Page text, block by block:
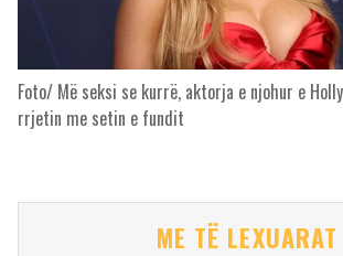
Foto/ Më seksi se kurrë, aktorja e njohur e
rrjetin me setin e fundit
ME TË LEXUARAT